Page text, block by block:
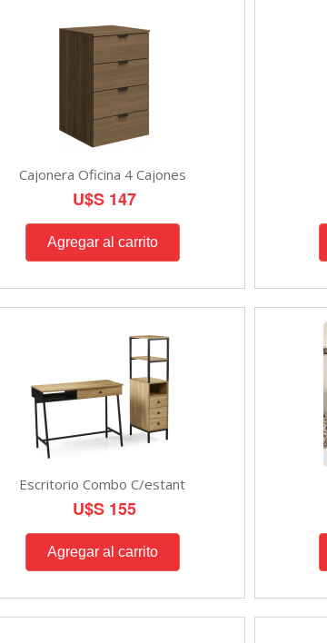
Cajonera Oficina 4 Cajones
U$S 147
Escritorio Combo C/estant
U$S 155